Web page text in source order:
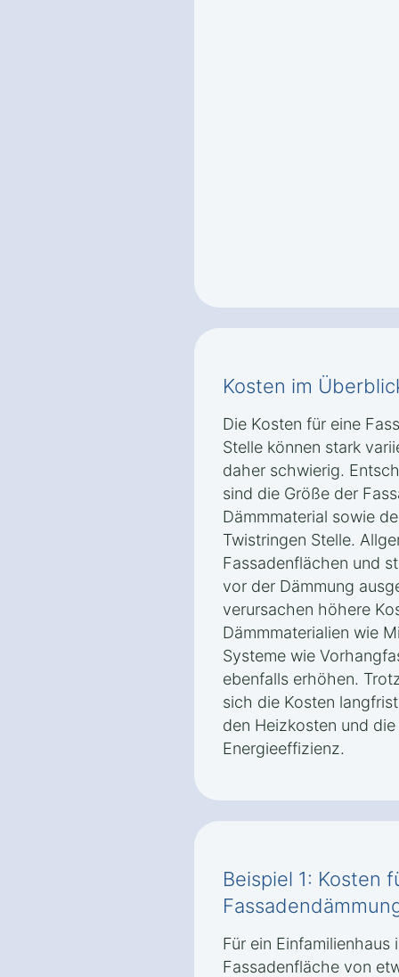
Kosten im
Die Kosten für eine
Stelle können stark
daher schwierig.
sind die Größe der
Dämmmaterial sowie
Twistringen Stelle.
Fassadenflächen und
vor der Dämmung
verursachen höhere
Dämmmaterialien wie
Systeme wie
ebenfalls erhöhen.
sich die Kosten
den Heizkosten und
Energieeffizienz.
Beispiel 1: Kosten
Für ein Einfamilienhaus
Fassadenfläche von